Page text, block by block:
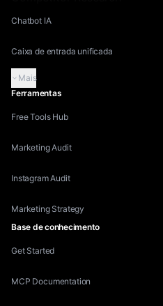
Chatbot IA
Caixa de entrada unificada
Mais
Ferramentas
Free Tools Hub
Marketing Audit
Instagram Audit
Marketing Strategy
Base de conhecimento
Get Started
MCP Documentation